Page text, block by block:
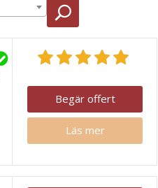
Begär offert
Läs mer